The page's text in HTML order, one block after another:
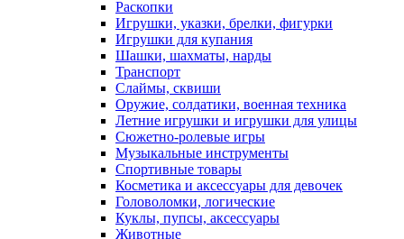
Раскопки
Игрушки, указки, брелки, фигурки
Игрушки для купания
Шашки, шахматы, нарды
Транспорт
Слаймы, сквиши
Оружие, солдатики, военная техника
Летние игрушки и игрушки для улицы
Сюжетно-ролевые игры
Музыкальные инструменты
Спортивные товары
Косметика и аксессуары для девочек
Головоломки, логические
Куклы, пупсы, аксессуары
Животные